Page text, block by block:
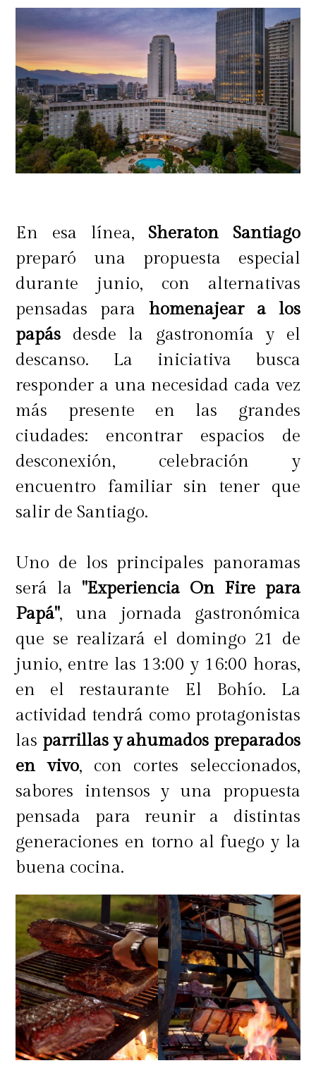
En esa línea, Sheraton Santiago
preparó una propuesta especial
durante junio, con alternativas
pensadas para homenajear a los
papás desde la gastronomía y el
descanso. La iniciativa busca
responder a una necesidad cada vez
más presente en las grandes
ciudades: encontrar espacios de
desconexión, celebración y
encuentro familiar sin tener que
salir de Santiago.
Uno de los principales panoramas
será la "Experiencia On Fire para
Papá", una jornada gastronómica
que se realizará el domingo 21 de
junio, entre las 13:00 y 16:00 horas,
en el restaurante El Bohío. La
actividad tendrá como protagonistas
las parrillas y ahumados preparados
en vivo, con cortes seleccionados,
sabores intensos y una propuesta
pensada para reunir a distintas
generaciones en torno al fuego y la
buena cocina.